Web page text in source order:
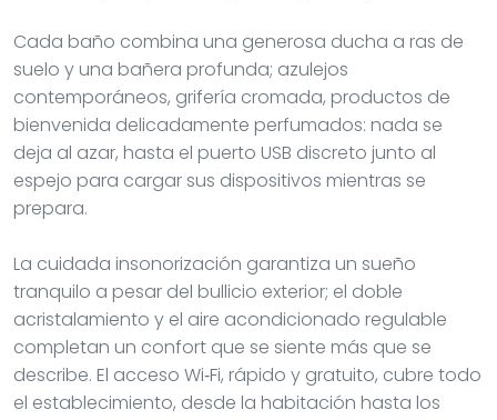
Cada baño combina una generosa ducha a ras de
suelo y una bañera profunda; azulejos
contemporáneos, grifería cromada, productos de
bienvenida delicadamente perfumados: nada se
deja al azar, hasta el puerto USB discreto junto al
espejo para cargar sus dispositivos mientras se
prepara.
La cuidada insonorización garantiza un sueño
tranquilo a pesar del bullicio exterior; el doble
acristalamiento y el aire acondicionado regulable
completan un confort que se siente más que se
describe. El acceso Wi‑Fi, rápido y gratuito, cubre todo
el establecimiento, desde la habitación hasta los